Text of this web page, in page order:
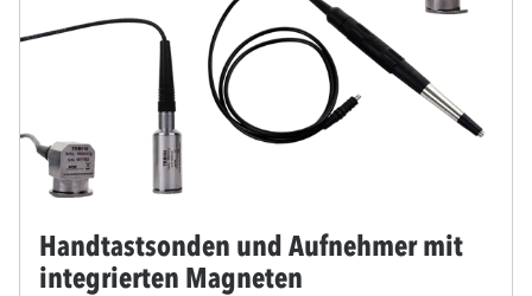
Handtastsonden und Aufnehmer mit
integrierten Magneten